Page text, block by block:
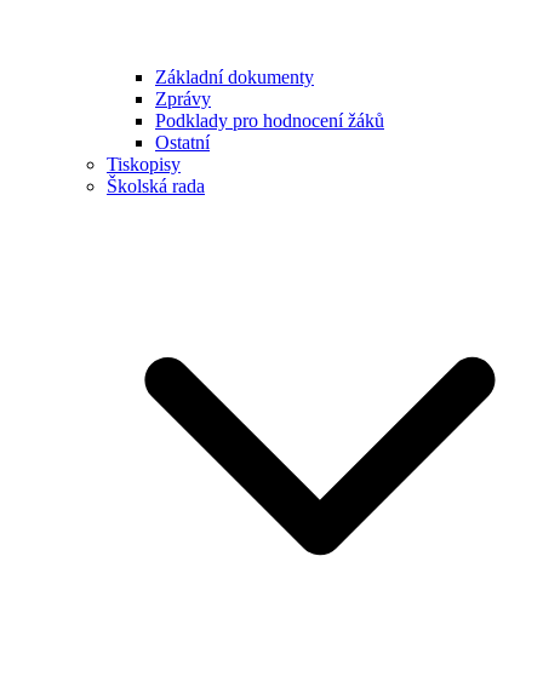
Základní dokumenty
Zprávy
Podklady pro hodnocení žáků
Ostatní
Tiskopisy
Školská rada